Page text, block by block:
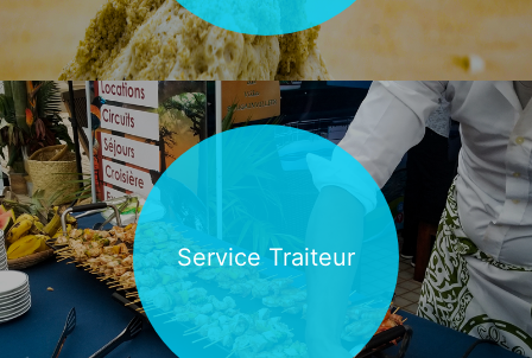
Découvrir
Service Traiteur